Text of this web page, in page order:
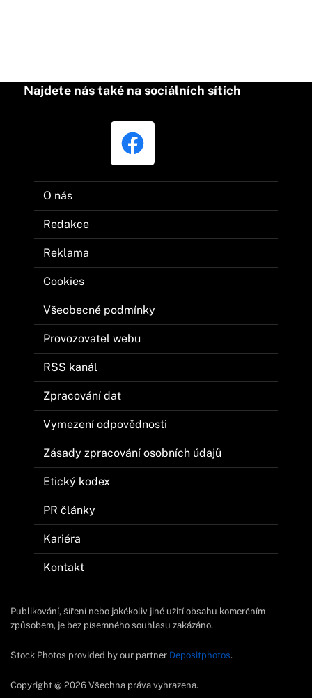
Najdete nás také na sociálních sítích
O nás
Redakce
Reklama
Cookies
Všeobecné podmínky
Provozovatel webu
RSS kanál
Zpracování dat
Vymezení odpovědnosti
Zásady zpracování osobních údajů
Etický kodex
PR články
Kariéra
Kontakt
Publikování, šíření nebo jakékoliv jiné užití obsahu komerčním
způsobem, je bez písemného souhlasu zakázáno.
Stock Photos provided by our partner Depositphotos.
Copyright @ 2026 Všechna práva vyhrazena.